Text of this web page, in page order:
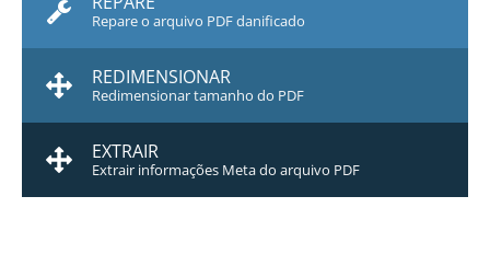
Repare o arquivo PDF danificado
REDIMENSIONAR
Redimensionar tamanho do PDF
EXTRAIR
Extrair informações Meta do arquivo PDF